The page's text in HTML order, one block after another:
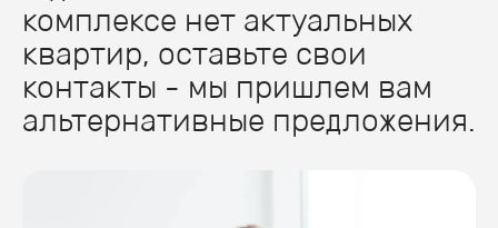
комплексе нет актуальных
квартир, оставьте свои
контакты - мы пришлем вам
альтернативные предложения.